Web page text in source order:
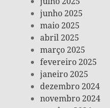
junho 2025
maio 2025
abril 2025
março 2025
fevereiro 2025
janeiro 2025
dezembro 2024
novembro 2024